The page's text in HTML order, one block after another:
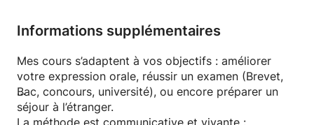
Informations supplémentaires
Mes cours s’adaptent à vos objectifs : améliorer
votre expression orale, réussir un examen (Brevet,
Bac, concours, université), ou encore préparer un
séjour à l’étranger.
La méthode est communicative et vivante :